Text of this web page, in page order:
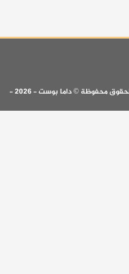
محفوظة © داما بوست - 2026 -